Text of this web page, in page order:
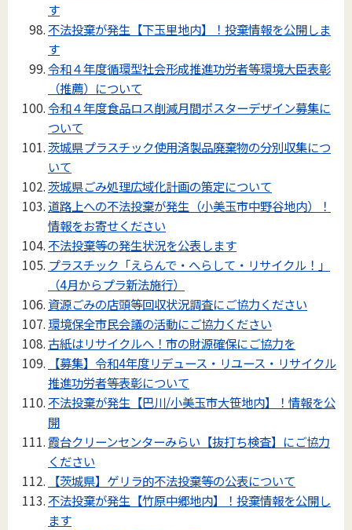
す
不法投棄が発生【下玉里地内】！投棄情報を公開しま
す
令和４年度循環型社会形成推進功労者等環境大臣表彰
（推薦）について
令和４年度食品ロス削減月間ポスターデザイン募集に
ついて
茨城県プラスチック使用済製品廃棄物の分別収集につ
いて
茨城県ごみ処理広域化計画の策定について
道路上への不法投棄が発生（小美玉市中野谷地内）！
情報をお寄せください
不法投棄等の発生状況を公表します
プラスチック「えらんで・へらして・リサイクル！」
（4月からプラ新法施行）
資源ごみの店頭等回収状況調査にご協力ください
環境保全市民会議の活動にご協力ください
古紙はリサイクルへ！市の財源確保にご協力を
【募集】令和4年度リデュース・リユース・リサイクル
推進功労者等表彰について
不法投棄が発生【巴川/小美玉市大笹地内】！情報を公
開
霞台クリーンセンターみらい【抜打ち検査】にご協力
ください
【茨城県】ゲリラ的不法投棄等の公表について
不法投棄が発生【竹原中郷地内】！投棄情報を公開し
ます